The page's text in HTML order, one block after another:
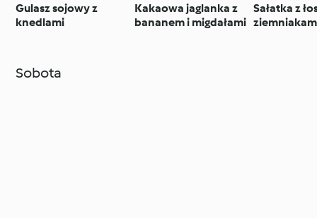
Gulasz sojowy z
knedlami
Kakaowa jaglanka z
bananem i migdałami
Sałatka z
Sobota